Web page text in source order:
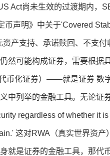
Act尚未生效的过渡期内，
币声明》中关于'Covered
产支持、承诺赎回、不支
然可能构成证券，需要根据
币化证券）——就是证券 数
中列举的金融工具。无论证
regardless of whether it
这对RWA（真实世界资
就是证券的金融工具，那代